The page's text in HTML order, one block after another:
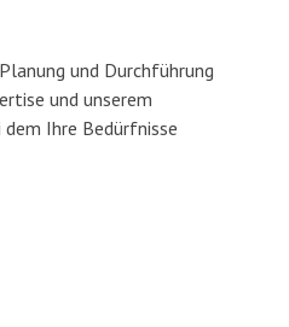
und Durchführung
und unserem
dem Ihre Bedürfnisse